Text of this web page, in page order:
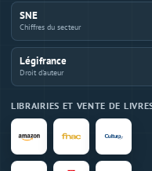
SNE
Chiffres du secteur
Légifrance
Droit d'auteur
LIBRAIRIES ET VENTE DE